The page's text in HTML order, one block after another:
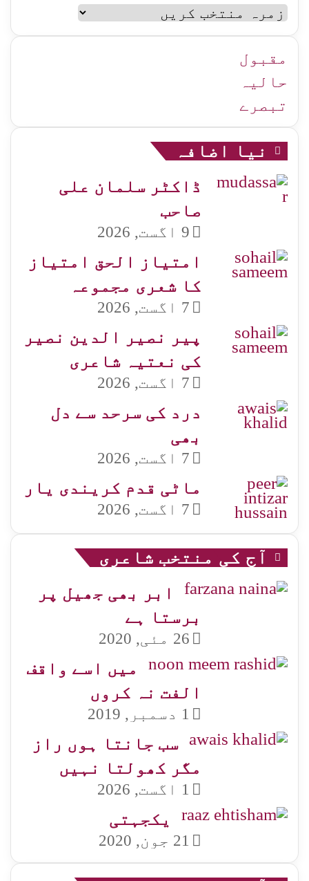
سلام
اردو
زمرہ
جات
مقبول
حالیہ
تبصرے
نیا اضافہ
ڈاکٹر سلمان علی
صاحب
9 اگست, 2026
امتیاز الحق امتیاز
کا شعری مجموعہ
7 اگست, 2026
پیر نصیر الدین نصیر
کی نعتیہ شاعری
7 اگست, 2026
درد کی سرحد سے دل
بھی
7 اگست, 2026
ماٹی قدم کریندی یار
7 اگست, 2026
آج کی منتخب شاعری
ابر بھی جھیل پر
برستا ہے
26 مئی, 2020
میں اسے واقف
الفت نہ کروں
1 دسمبر, 2019
سب جانتا ہوں راز
مگر کھولتا نہیں
1 اگست, 2026
یکجہتی
21 جون, 2020